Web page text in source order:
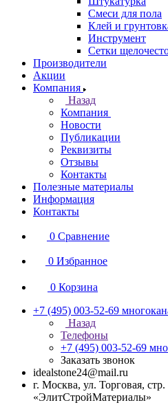
Смеси для пола
Клей и
Инструмент
Сетки
Производители
Акции
Компания
Назад
Компания
Новости
Публикации
Реквизиты
Отзывы
Контакты
Полезные материалы
Информация
Контакты
0 Сравнение
0 Избранное
0 Корзина
+7 (495) 003-52-69
Назад
Телефоны
+7 (495) 003-52-69
Заказать звонок
idealstone24@mail.ru
г. Москва, ул. Торговая,
«ЭлитСтройМатериалы»